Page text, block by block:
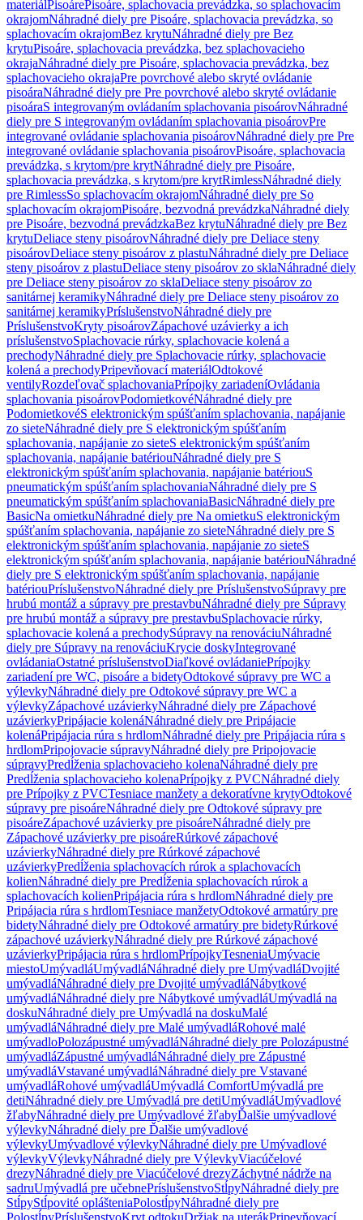
materiálPisoárePisoáre, splachovacia prevádzka, so splachovacím
okrajomNáhradné diely pre Pisoáre, splachovacia prevádzka, so
splachovacím okrajomBez krytuNáhradné diely pre Bez
krytuPisoáre, splachovacia prevádzka, bez splachovacieho
okrajaNáhradné diely pre Pisoáre, splachovacia prevádzka, bez
splachovacieho okrajaPre povrchové alebo skryté ovládanie
pisoáraNáhradné diely pre Pre povrchové alebo skryté ovládanie
pisoáraS integrovaným ovládaním splachovania pisoárovNáhradné
diely pre S integrovaným ovládaním splachovania pisoárovPre
integrované ovládanie splachovania pisoárovNáhradné diely pre Pre
integrované ovládanie splachovania pisoárovPisoáre, splachovacia
prevádzka, s krytom/pre krytNáhradné diely pre Pisoáre,
splachovacia prevádzka, s krytom/pre krytRimlessNáhradné diely
pre RimlessSo splachovacím okrajomNáhradné diely pre So
splachovacím okrajomPisoáre, bezvodná prevádzkaNáhradné diely
pre Pisoáre, bezvodná prevádzkaBez krytuNáhradné diely pre Bez
krytuDeliace steny pisoárovNáhradné diely pre Deliace steny
pisoárovDeliace steny pisoárov z plastuNáhradné diely pre Deliace
steny pisoárov z plastuDeliace steny pisoárov zo sklaNáhradné diely
pre Deliace steny pisoárov zo sklaDeliace steny pisoárov zo
sanitárnej keramikyNáhradné diely pre Deliace steny pisoárov zo
sanitárnej keramikyPríslušenstvoNáhradné diely pre
PríslušenstvoKryty pisoárovZápachové uzávierky a ich
príslušenstvoSplachovacie rúrky, splachovacie kolená a
prechodyNáhradné diely pre Splachovacie rúrky, splachovacie
kolená a prechodyPripevňovací materiálOdtokové
ventilyRozdeľovač splachovaniaPrípojky zariadeníOvládania
splachovania pisoárovPodomietkovéNáhradné diely pre
PodomietkovéS elektronickým spúšťaním splachovania, napájanie
zo sieteNáhradné diely pre S elektronickým spúšťaním
splachovania, napájanie zo sieteS elektronickým spúšťaním
splachovania, napájanie batériouNáhradné diely pre S
elektronickým spúšťaním splachovania, napájanie batériouS
pneumatickým spúšťaním splachovaniaNáhradné diely pre S
pneumatickým spúšťaním splachovaniaBasicNáhradné diely pre
BasicNa omietkuNáhradné diely pre Na omietkuS elektronickým
spúšťaním splachovania, napájanie zo sieteNáhradné diely pre S
elektronickým spúšťaním splachovania, napájanie zo sieteS
elektronickým spúšťaním splachovania, napájanie batériouNáhradné
diely pre S elektronickým spúšťaním splachovania, napájanie
batériouPríslušenstvoNáhradné diely pre PríslušenstvoSúpravy pre
hrubú montáž a súpravy pre prestavbuNáhradné diely pre Súpravy
pre hrubú montáž a súpravy pre prestavbuSplachovacie rúrky,
splachovacie kolená a prechodySúpravy na renováciuNáhradné
diely pre Súpravy na renováciuKrycie doskyIntegrované
ovládaniaOstatné príslušenstvoDiaľkové ovládaniePrípojky
zariadení pre WC, pisoáre a bidetyOdtokové súpravy pre WC a
výlevkyNáhradné diely pre Odtokové súpravy pre WC a
výlevkyZápachové uzávierkyNáhradné diely pre Zápachové
uzávierkyPripájacie kolenáNáhradné diely pre Pripájacie
kolenáPripájacia rúra s hrdlomNáhradné diely pre Pripájacia rúra s
hrdlomPripojovacie súpravyNáhradné diely pre Pripojovacie
súpravyPredĺženia splachovacieho kolenaNáhradné diely pre
Predĺženia splachovacieho kolenaPrípojky z PVCNáhradné diely
pre Prípojky z PVCTesniace manžety a dekoratívne krytyOdtokové
súpravy pre pisoáreNáhradné diely pre Odtokové súpravy pre
pisoáreZápachové uzávierky pre pisoáreNáhradné diely pre
Zápachové uzávierky pre pisoáreRúrkové zápachové
uzávierkyNáhradné diely pre Rúrkové zápachové
uzávierkyPredĺženia splachovacích rúrok a splachovacích
kolienNáhradné diely pre Predĺženia splachovacích rúrok a
splachovacích kolienPripájacia rúra s hrdlomNáhradné diely pre
Pripájacia rúra s hrdlomTesniace manžetyOdtokové armatúry pre
bidetyNáhradné diely pre Odtokové armatúry pre bidetyRúrkové
zápachové uzávierkyNáhradné diely pre Rúrkové zápachové
uzávierkyPripájacia rúra s hrdlomPrípojkyTesneniaUmývacie
miestoUmývadláUmývadláNáhradné diely pre UmývadláDvojité
umývadláNáhradné diely pre Dvojité umývadláNábytkové
umývadláNáhradné diely pre Nábytkové umývadláUmývadlá na
doskuNáhradné diely pre Umývadlá na doskuMalé
umývadláNáhradné diely pre Malé umývadláRohové malé
umývadloPolozápustné umývadláNáhradné diely pre Polozápustné
umývadláZápustné umývadláNáhradné diely pre Zápustné
umývadláVstavané umývadláNáhradné diely pre Vstavané
umývadláRohové umývadláUmývadlá ComfortUmývadlá pre
detiNáhradné diely pre Umývadlá pre detiUmývadláUmývadlové
žľabyNáhradné diely pre Umývadlové žľabyĎalšie umývadlové
výlevkyNáhradné diely pre Ďalšie umývadlové
výlevkyUmývadlové výlevkyNáhradné diely pre Umývadlové
výlevkyVýlevkyNáhradné diely pre VýlevkyViacúčelové
drezyNáhradné diely pre Viacúčelové drezyZáchytné nádrže na
sadruUmývadlá pre učebnePríslušenstvoStĺpyNáhradné diely pre
StĺpyStĺpovité oplášteniaPolostĺpyNáhradné diely pre
PolostĺpyPríslušenstvoKryt odtokuDržiak na uterákPripevňovací